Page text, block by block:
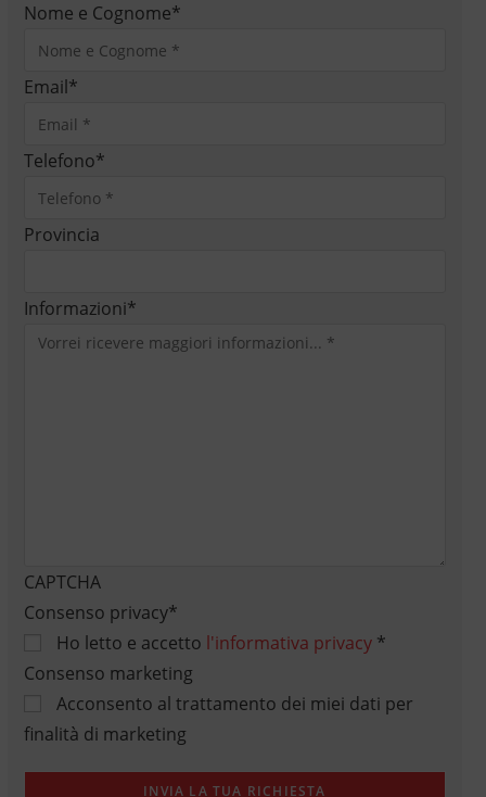
Nome e Cognome*
Email*
Telefono*
Provincia
Informazioni*
CAPTCHA
Consenso privacy*
Ho letto e accetto l'informativa privacy*
Consenso marketing
Acconsento al trattamento dei miei dati per
finalità di marketing